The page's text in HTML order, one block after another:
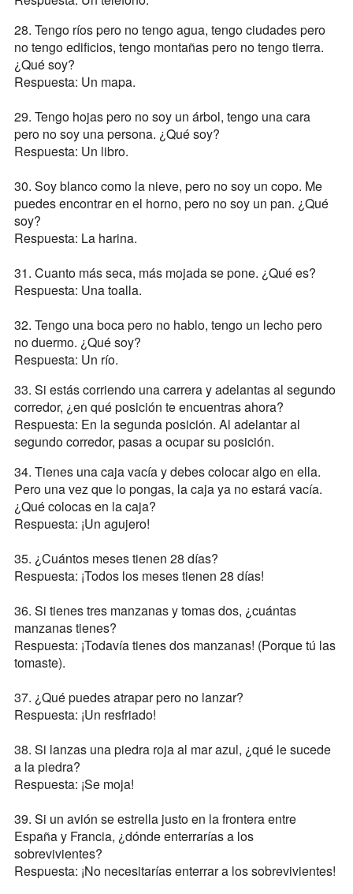
28. Tengo ríos pero no tengo agua, tengo ciudades pero
no tengo edificios, tengo montañas pero no tengo tierra.
¿Qué soy?
Respuesta: Un mapa.
29. Tengo hojas pero no soy un árbol, tengo una cara
pero no soy una persona. ¿Qué soy?
Respuesta: Un libro.
30. Soy blanco como la nieve, pero no soy un copo. Me
puedes encontrar en el horno, pero no soy un pan. ¿Qué
soy?
Respuesta: La harina.
31. Cuanto más seca, más mojada se pone. ¿Qué es?
Respuesta: Una toalla.
32. Tengo una boca pero no hablo, tengo un lecho pero
no duermo. ¿Qué soy?
Respuesta: Un río.
33. Si estás corriendo una carrera y adelantas al segundo
corredor, ¿en qué posición te encuentras ahora?
Respuesta: En la segunda posición. Al adelantar al
segundo corredor, pasas a ocupar su posición.
34. Tienes una caja vacía y debes colocar algo en ella.
Pero una vez que lo pongas, la caja ya no estará vacía.
¿Qué colocas en la caja?
Respuesta: ¡Un agujero!
35. ¿Cuántos meses tienen 28 días?
Respuesta: ¡Todos los meses tienen 28 días!
36. Si tienes tres manzanas y tomas dos, ¿cuántas
manzanas tienes?
Respuesta: ¡Todavía tienes dos manzanas! (Porque tú las
tomaste).
37. ¿Qué puedes atrapar pero no lanzar?
Respuesta: ¡Un resfriado!
38. Si lanzas una piedra roja al mar azul, ¿qué le sucede
a la piedra?
Respuesta: ¡Se moja!
39. Si un avión se estrella justo en la frontera entre
España y Francia, ¿dónde enterrarías a los
sobrevivientes?
Respuesta: ¡No necesitarías enterrar a los sobrevivientes!